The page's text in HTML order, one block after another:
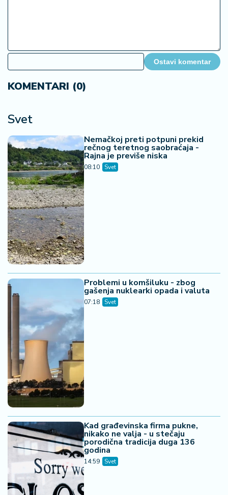
Ostavi komentar
KOMENTARI (0)
Svet
Nemačkoj preti potpuni prekid
rečnog teretnog saobraćaja -
Rajna je previše niska
08:10 Svet
Problemi u komšiluku - zbog
gašenja nuklearki opada i valuta
07:18 Svet
Kad građevinska firma pukne,
nikako ne valja - u stečaju
porodična tradicija duga 136
godina
14:59 Svet